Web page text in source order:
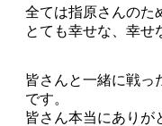
全ては指原さんのた
とても幸せな、幸せ
皆さんと一緒に戦っ
です。
皆さん本当にありが